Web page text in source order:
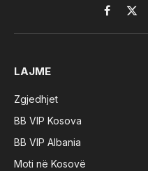
X
LAJME
Zgjedhjet
BB VIP Kosova
BB VIP Albania
Moti në Kosovë